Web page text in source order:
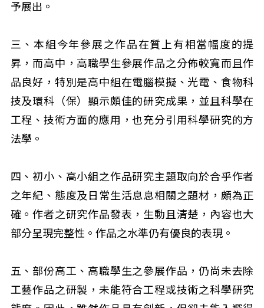
予展出。
三、本組今年參展之作品在質上有相當幅度的提
昇，而高中，高職學生參展作品之分佈較寬而且作
品良好，特別是高中組在電腦模擬、光電、食物科
技及環科（保）顯示頗佳的研究成果，並且科學在
工程、技術方面的應用，也充分引用科學研究的方
法學。
四、初小、高小組之作品研究主題取向於合乎作者
之年紀、態度及日常生活息息相關之題材，頗為正
確。作者之研究作品發表，生動且清楚，內容也大
部分呈現完整性。作品之水準仍有優良的表現。
五、部份高工、高職學生之參展作品，仍尚未去除
工藝作品之研製，未能符合工程或技術之科學研究